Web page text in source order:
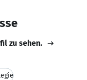
zu sehen.